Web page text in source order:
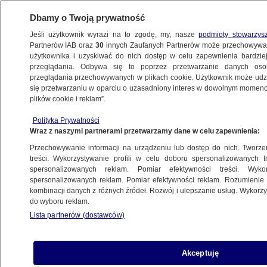
KULTURA I STYL
Domu. Mariah Carey pokazała zdjęcia
21.12.2023, 12:27
Udostępnij
Dbamy o Twoją prywatność
Jeśli użytkownik wyrazi na to zgodę, my, naszepodmioty
Partnerów IAB oraz30 innych Zaufanych Partnerów może
użytkownika i uzyskiwać do nich dostęp w celu zapewnienia
przeglądania. Odbywa się to poprzez przetwarzanie danych
przeglądania przechowywanych w plikach cookie. Użytkownik może
się przetwarzaniu w oparciu o uzasadniony interes w dowolnym
plików cookie i reklam”.
Polityka Prywatności
Wraz z naszymi partnerami przetwarzamy dane w celu zapewnienia:
Przechowywanie informacji na urządzeniu lub dostęp do nich.
treści. Wykorzystywanie profili w celu doboru spersonalizowanych
spersonalizowanych reklam. Pomiar efektywności treści.
spersonalizowanych reklam. Pomiar efektywności reklam.
kombinacji danych z różnych źródeł. Rozwój i ulepszanie usług.
do wyboru reklam.
Lista partnerów (dostawców)
Akceptuję